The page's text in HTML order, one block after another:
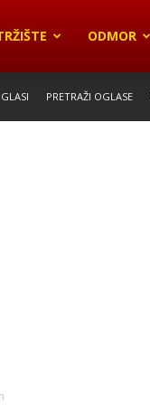
ODMOR
PRETRAŽI OGLASE